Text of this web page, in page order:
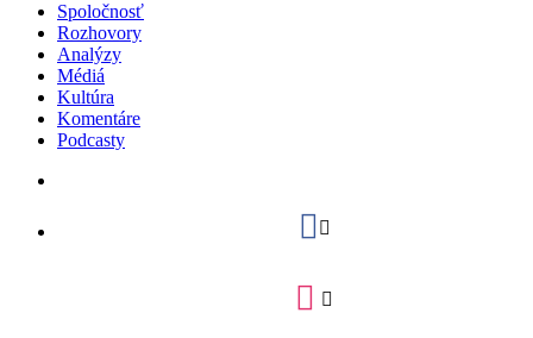
Spoločnosť
Rozhovory
Analýzy
Médiá
Kultúra
Komentáre
Podcasty